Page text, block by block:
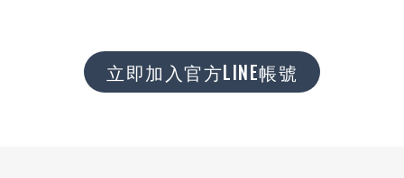
立即加入官方LINE帳號